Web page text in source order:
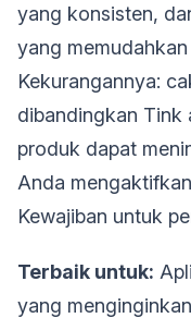
yang konsisten,
yang
Kekurangannya:
dibandingkan Tink
produk dapat
Anda
Kewajiban untuk
Terbaik untuk:
yang